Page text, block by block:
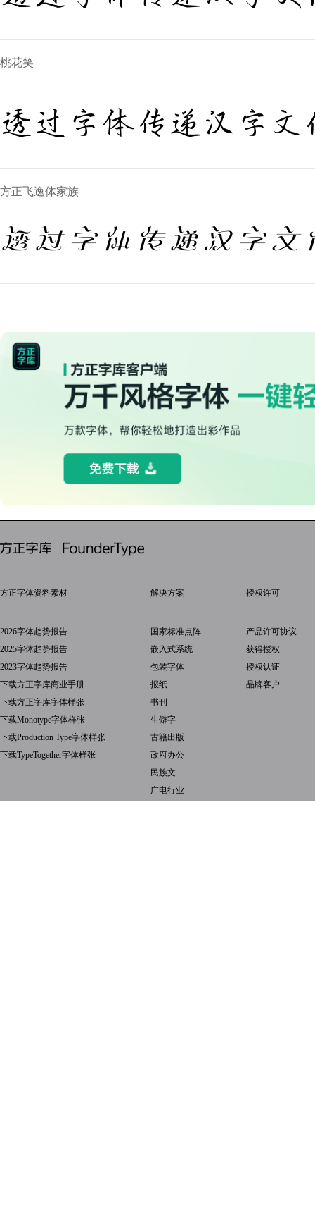
桃花笑
透过字体传递汉字文
方正飞逸体家族
透过字体传递汉字文
方正字体资料素材
2026字体趋势报告
2025字体趋势报告
2023字体趋势报告
下载方正字库商业手册
下载方正字库字体样张
下载Monotype字体样张
下载Production Type字体样张
下载TypeTogether字体样张
解决方案
国家标准点阵
嵌入式系统
包装字体
报纸
书刊
生僻字
古籍出版
政府办公
民族文
广电行业
授权许可
产品许可协议
获得授权
授权认证
品牌客户